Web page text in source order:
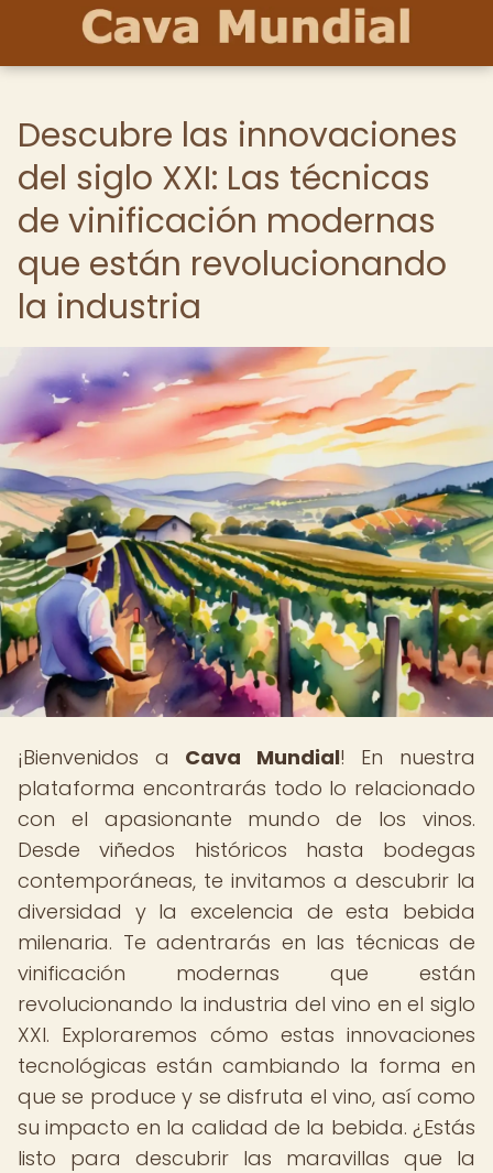
Descubre las innovaciones
del siglo XXI: Las técnicas
de vinificación modernas
que están revolucionando
la industria
¡Bienvenidos a Cava Mundial! En nuestra
plataforma encontrarás todo lo relacionado
con el apasionante mundo de los vinos.
Desde viñedos históricos hasta bodegas
contemporáneas, te invitamos a descubrir la
diversidad y la excelencia de esta bebida
milenaria. Te adentrarás en las técnicas de
vinificación modernas que están
revolucionando la industria del vino en el siglo
XXI. Exploraremos cómo estas innovaciones
tecnológicas están cambiando la forma en
que se produce y se disfruta el vino, así como
su impacto en la calidad de la bebida. ¿Estás
listo para descubrir las maravillas que la